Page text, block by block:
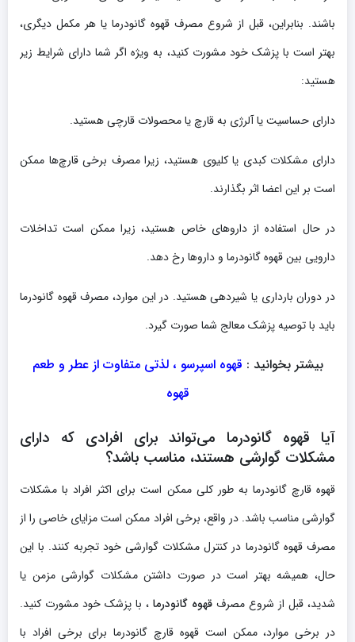
باشند. بنابراین، قبل از شروع مصرف قهوه گانودرما یا هر مکمل دیگری،
بهتر است با پزشک خود مشورت کنید، به ویژه اگر شما دارای شرایط زیر
هستید:
دارای حساسیت یا آلرژی به قارچ یا محصولات قارچی هستید.
دارای مشکلات کبدی یا کلیوی هستید، زیرا مصرف برخی قارچ‌ها ممکن
است بر این اعضا اثر بگذارند.
در حال استفاده از داروهای خاص هستید، زیرا ممکن است تداخلات
دارویی بین قهوه گانودرما و داروها رخ دهد.
در دوران بارداری یا شیردهی هستید. در این موارد، مصرف قهوه گانودرما
باید با توصیه پزشک معالج شما صورت گیرد.
بیشتر بخوانید : قهوه اسپرسو ، لذتی متفاوت از عطر و طعم
قهوه
آیا قهوه گانودرما می‌تواند برای افرادی که دارای
مشکلات گوارشی هستند، مناسب باشد؟
قهوه قارچ گانودرما به طور کلی ممکن است برای اکثر افراد با مشکلات
گوارشی مناسب باشد. در واقع، برخی افراد ممکن است مزایای خاصی را از
مصرف قهوه گانودرما در کنترل مشکلات گوارشی خود تجربه کنند. با این
حال، همیشه بهتر است در صورت داشتن مشکلات گوارشی مزمن یا
شدید، قبل از شروع مصرف قهوه گانودرما ، با پزشک خود مشورت کنید.
در برخی موارد، ممکن است قهوه قارچ گانودرما برای برخی افراد با